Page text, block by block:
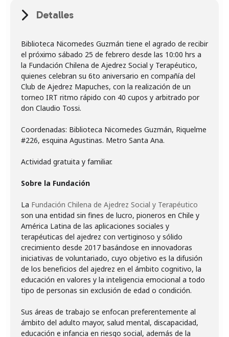
Detalles
Biblioteca Nicomedes Guzmán tiene el agrado de recibir
el próximo sábado 25 de febrero desde las 10:00 hrs a
la Fundación Chilena de Ajedrez Social y Terapéutico,
quienes celebran su 6to aniversario en compañía del
Club de Ajedrez Mapuches, con la realización de un
torneo IRT ritmo rápido con 40 cupos y arbitrado por
don Claudio Tossi.
Coordenadas: Biblioteca Nicomedes Guzmán, Riquelme
#226, esquina Agustinas. Metro Santa Ana.
Actividad gratuita y familiar.
Sobre la Fundación
La Fundación Chilena de Ajedrez Social y Terapéutico
son una entidad sin fines de lucro, pioneros en Chile y
América Latina de las aplicaciones sociales y
terapéuticas del ajedrez con vertiginoso y sólido
crecimiento desde 2017 basándose en innovadoras
iniciativas de voluntariado, cuyo objetivo es la difusión
de los beneficios del ajedrez en el ámbito cognitivo, la
educación en valores y la inteligencia emocional a todo
tipo de personas sin exclusión de edad o condición.
Sus áreas de trabajo se enfocan preferentemente al
ámbito del adulto mayor, salud mental, discapacidad,
educación e infancia en riesgo social, además de la